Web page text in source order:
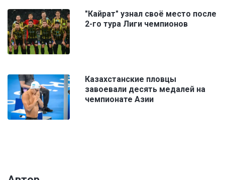
"Кайрат" узнал своё место после
2-го тура Лиги чемпионов
Казахстанские пловцы
завоевали десять медалей на
чемпионате Азии